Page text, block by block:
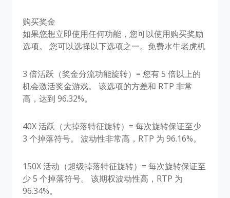
购买奖金
如果您想立即使用任何功能，您可以使用购买奖励
选项。 您可以选择以下选项之一。免费水牛老虎机
3 倍活跃（奖金分流功能旋转）= 您有 5 倍以上的
机会激活奖金游戏。 该选项的方差和 RTP 非常
高，达到 96.32%。
40X 活跃（大掉落特征旋转）= 每次旋转保证至少
3 个掉落符号。 波动性非常高，RTP 为 96.16%。
150X 活动（超级掉落特征旋转）= 每次旋转保证至
少 5 个掉落符号。 该期权波动性高，RTP 为
96.34%。